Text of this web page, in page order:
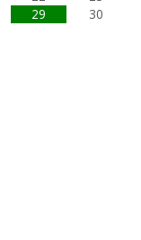
29
30